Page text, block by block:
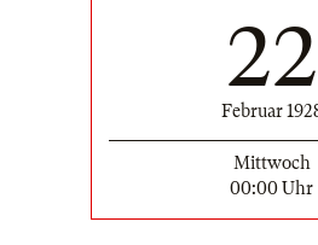
22
Februar
Mittwoch
00:00 Uhr